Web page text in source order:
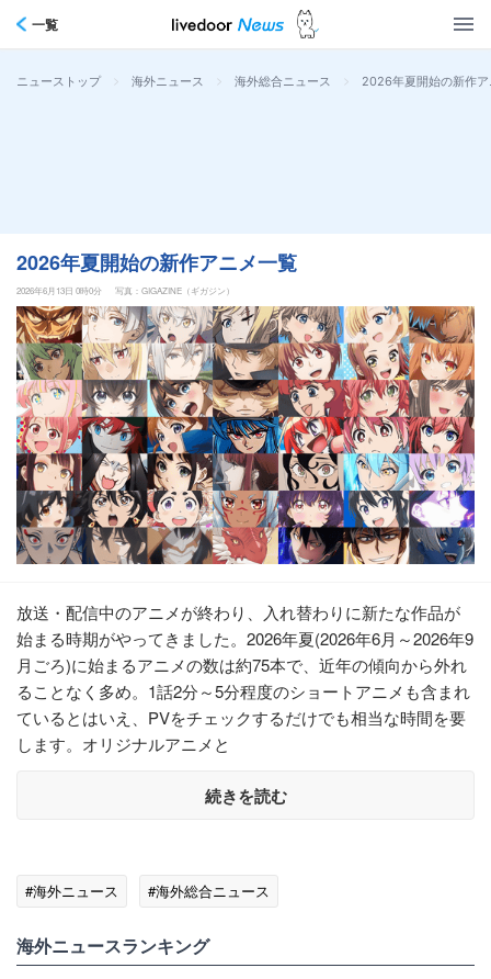
一覧
ニューストップ > 海外ニュース > 海外総合ニュース > 2026年夏開始の新作
2026年夏開始の新作アニメ一覧
2026年6月13日 0時0分 写真：GIGAZINE（ギガジン）
放送・配信中のアニメが終わり、入れ替わりに新たな作品が
始まる時期がやってきました。2026年夏(2026年6月～2026年9
月ごろ)に始まるアニメの数は約75本で、近年の傾向から外れ
ることなく多め。1話2分～5分程度のショートアニメも含まれ
ているとはいえ、PVをチェックするだけでも相当な時間を要
します。オリジナルアニメと
続きを読む
#海外ニュース #海外総合ニュース
海外ニュースランキング